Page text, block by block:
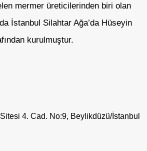
mermer üreticilerinden biri olan
İstanbul Silahtar Ağa’da Hüseyin
kurulmuştur.
4. Cad. No:9, Beylikdüzü/İstanbul